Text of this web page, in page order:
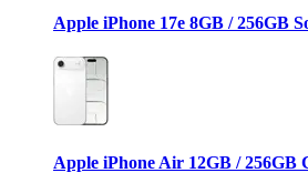
Apple iPhone 17e 8GB / 256GB
Apple iPhone Air 12GB / 256GB